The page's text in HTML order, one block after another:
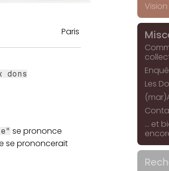
Paris
dons
se prononce
se prononcerait
Les
... et